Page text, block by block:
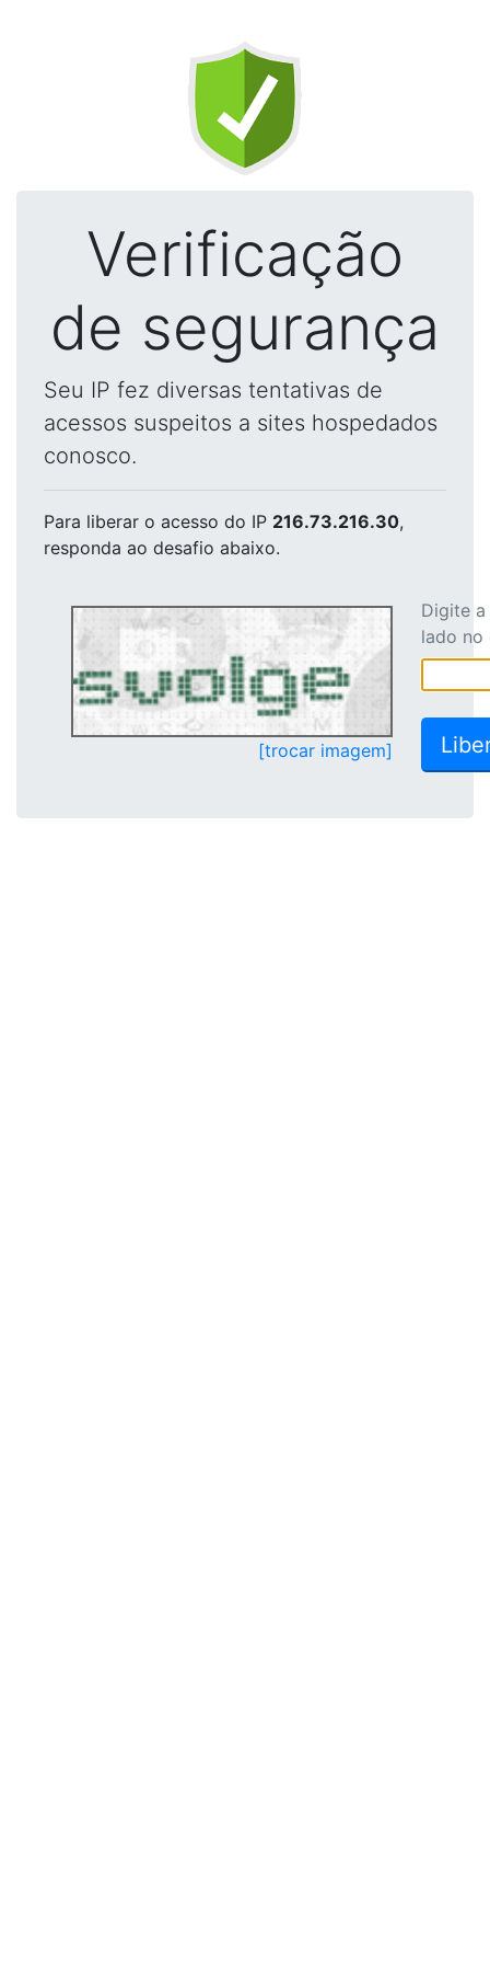
Verificação
de segurança
Seu IP fez diversas tentativas de
acessos suspeitos a sites hospedados
conosco.
Para liberar o acesso do IP 216.73.216.30,
responda ao desafio abaixo.
[trocar imagem]
Digite
lado no